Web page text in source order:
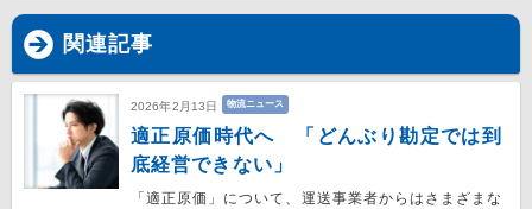
関連記事
2026年2月13日 物流ニュース
適正原価時代へ 「どんぶり勘定では到
底経営できない」
「適正原価」について、運送事業者からはさまざまな